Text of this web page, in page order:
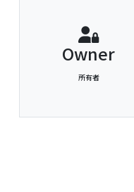
Owner
所有者